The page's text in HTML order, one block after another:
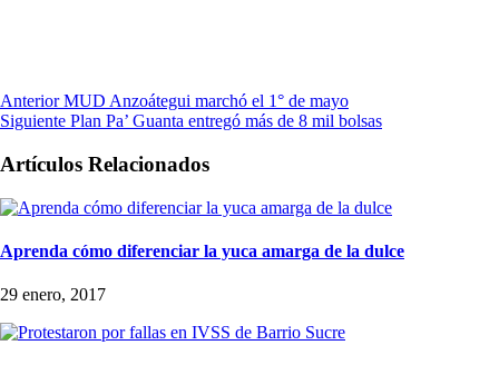
Anterior MUD Anzoátegui marchó el 1° de mayo
Siguiente Plan Pa’ Guanta entregó más de 8 mil bolsas
Artículos Relacionados
Aprenda cómo diferenciar la yuca amarga de la dulce
29 enero, 2017